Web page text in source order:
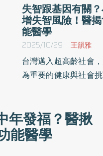
失智跟基因有關
增失智風險！醫
能醫學
2025/10/29 王韻雅
台灣邁入超高齡社會
為重要的健康與社會
的發展，可在失智症
風險，以下分享「3
號，守護大腦健康。
年發福？醫揪
能醫學